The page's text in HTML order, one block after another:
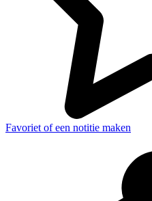
Favoriet of een notitie maken